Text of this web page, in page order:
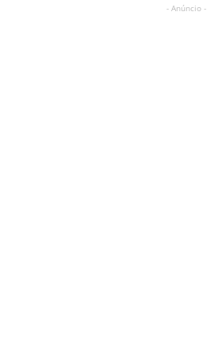
- Anúncio -